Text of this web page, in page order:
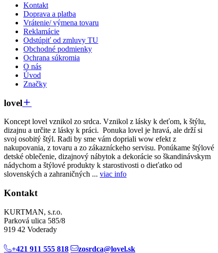
Kontakt
Doprava a platba
Vrátenie/ výmena tovaru
Reklamácie
Odstúpiť od zmluvy TU
Obchodné podmienky
Ochrana súkromia
O nás
Úvod
Značky
lovel
Koncept lovel vznikol zo srdca. Vznikol z lásky k deťom, k štýlu,
dizajnu a určite z lásky k práci. Ponuka lovel je hravá, ale drží si
svoj osobitý štýl. Radi by sme vám dopriali wow efekt z
nakupovania, z tovaru a zo zákazníckeho servisu. Ponúkame štýlové
detské oblečenie, dizajnový nábytok a dekorácie so škandinávskym
nádychom a štýlové produkty k starostivosti o dieťatko od
slovenských a zahraničných ... viac info
Kontakt
KURTMAN, s.r.o.
Parková ulica 585/8
919 42 Voderady
+421 911 555 818 zosrdca@lovel.sk